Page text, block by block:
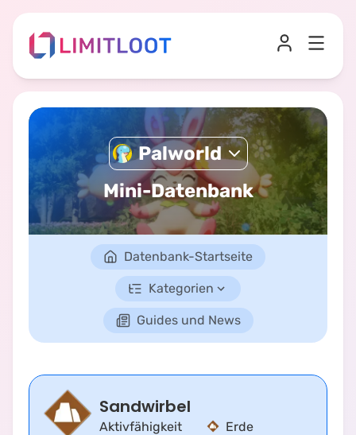
Palworld
Mini-Datenbank
Datenbank-Startseite
Kategorien
Guides und News
Sandwirbel
Aktivfähigkeit Erde